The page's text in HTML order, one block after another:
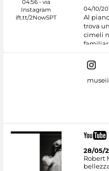
04/10/
Al
trova
cimeli
28/05/
Robert